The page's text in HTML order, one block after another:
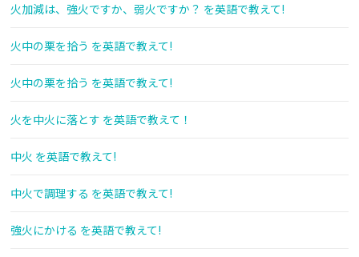
火加減は、強火ですか、弱火ですか？ を英語で教えて!
火中の栗を拾う を英語で教えて!
火中の栗を拾う を英語で教えて!
火を中火に落とす を英語で教えて！
中火 を英語で教えて!
中火で調理する を英語で教えて!
強火にかける を英語で教えて!